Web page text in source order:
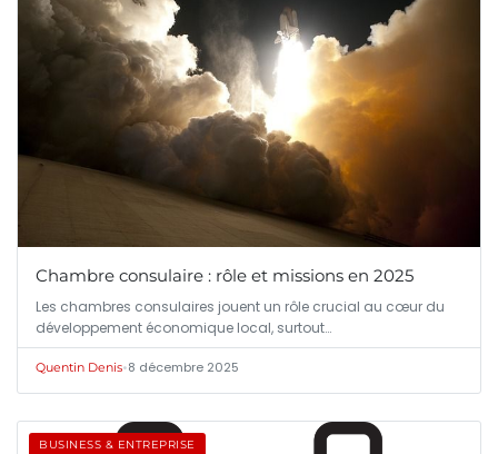
Chambre consulaire : rôle et missions en 2025
Les chambres consulaires jouent un rôle crucial au cœur du
développement économique local, surtout…
Quentin Denis•8 décembre 2025
BUSINESS & ENTREPRISE